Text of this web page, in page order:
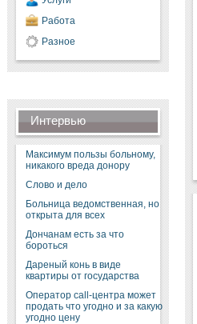
Работа
Разное
Интервью
Максимум пользы больному,
никакого вреда донору
Слово и дело
Больница ведомственная, но
открыта для всех
Дончанам есть за что
бороться
Дареный конь в виде
квартиры от государства
Оператор call-центра может
продать что угодно и за какую
угодно цену